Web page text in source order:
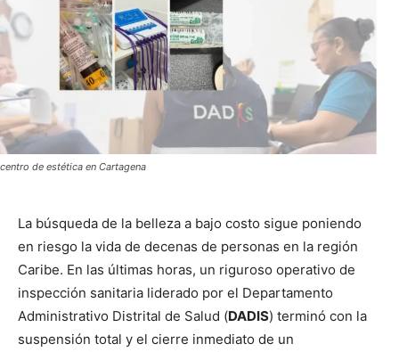
centro de estética en Cartagena
La búsqueda de la belleza a bajo costo sigue poniendo
en riesgo la vida de decenas de personas en la región
Caribe. En las últimas horas, un riguroso operativo de
inspección sanitaria liderado por el Departamento
Administrativo Distrital de Salud (DADIS) terminó con la
suspensión total y el cierre inmediato de un